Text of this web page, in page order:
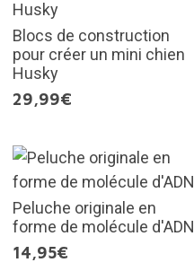
Blocs de construction
pour créer un mini chien
Husky
29,99€
Peluche originale en
forme de molécule d'ADN
14,95€